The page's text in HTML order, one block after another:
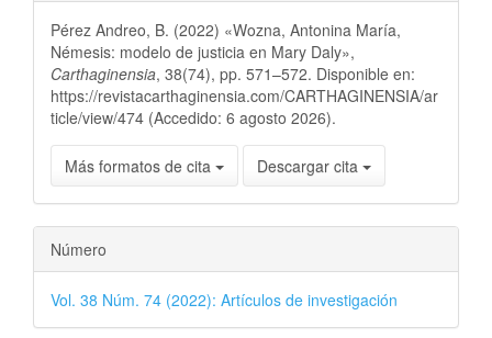
Pérez Andreo, B. (2022) «Wozna, Antonina María,
Némesis: modelo de justicia en Mary Daly»,
Carthaginensia, 38(74), pp. 571–572. Disponible en:
https://revistacarthaginensia.com/CARTHAGINENSIA/ar
ticle/view/474 (Accedido: 6 agosto 2026).
Más formatos de cita Descargar cita
Número
Vol. 38 Núm. 74 (2022): Artículos de investigación